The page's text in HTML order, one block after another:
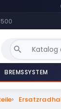
search
BREMSSYSTEM